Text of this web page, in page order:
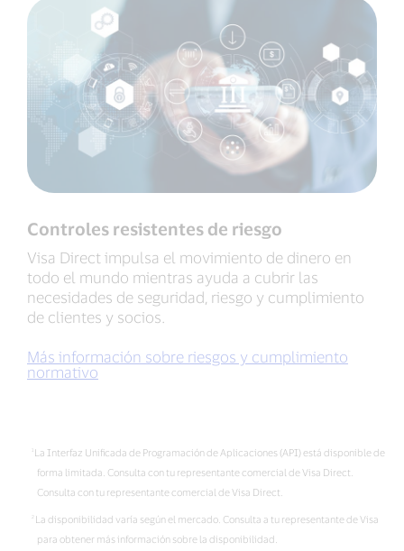
Controles resistentes de riesgo
Visa Direct impulsa el movimiento de dinero en
todo el mundo mientras ayuda a cubrir las
necesidades de seguridad, riesgo y cumplimiento
de clientes y socios.
Más información sobre riesgos y cumplimiento
normativo
La Interfaz Unificada de Programación de Aplicaciones (API) está disponible de
forma limitada. Consulta con tu representante comercial de Visa Direct.
Consulta con tu representante comercial de Visa Direct.
La disponibilidad varía según el mercado. Consulta a tu representante de Visa
para obtener más información sobre la disponibilidad.